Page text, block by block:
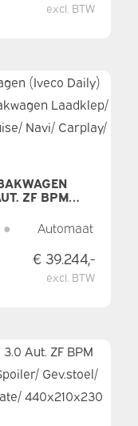
excl. BTW
ZF BPM
NAVI/
● Automaat
€ 39.244,-
excl. BTW